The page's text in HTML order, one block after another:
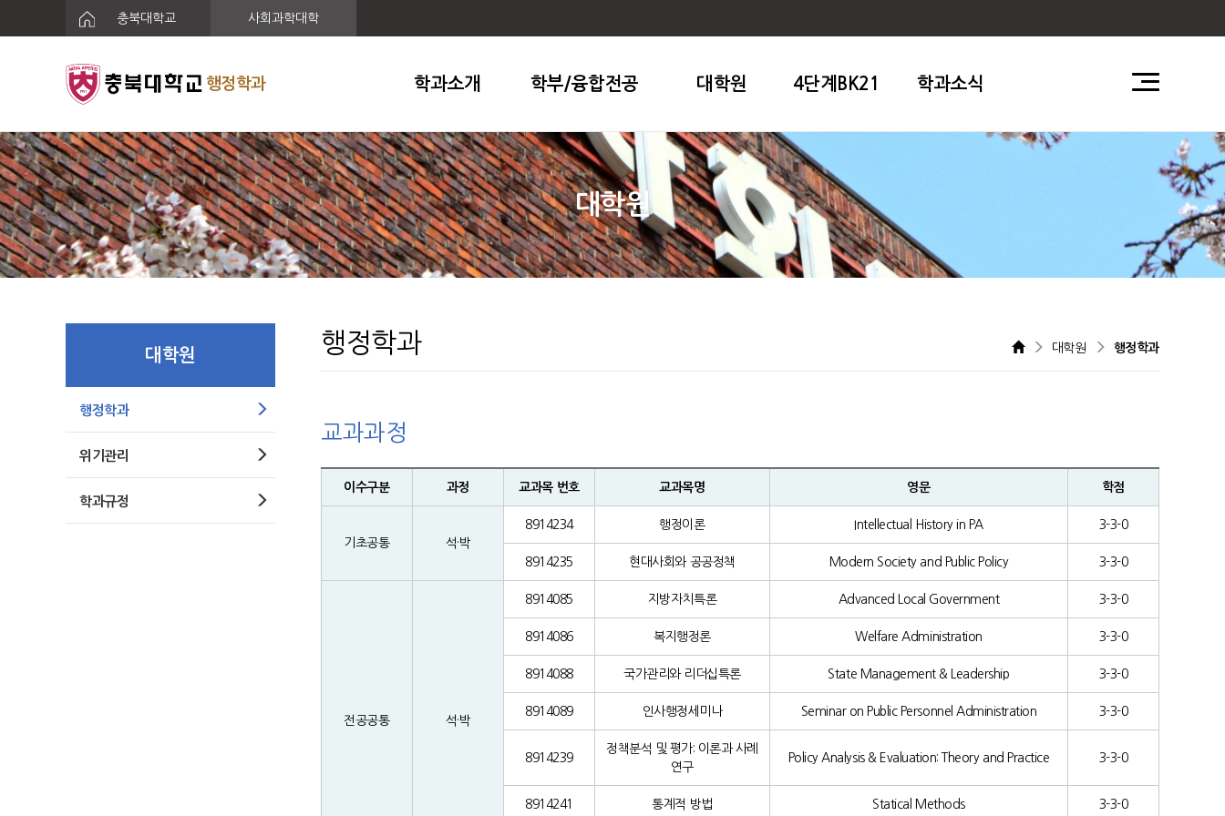
충북대학교 사회과학대학
행정학과 학과소개 학부/융합전공 대학원 4단계BK21 학과소식
대학원
대학원
행정학과
위기관리
학과규정
행정학과 대학원 행정학과
교과과정
이수구분 과정 교과목 번호 교과목명 영문 학점
기초공통 석·박
8914234 행정이론 Intellectual History in PA 3-3-0
8914235 현대사회와 공공정책 Modern Society and Public Policy 3-3-0
전공공통 석·박
8914085 지방자치특론 Advanced Local Government 3-3-0
8914086 복지행정론 Welfare Administration 3-3-0
8914088 국가관리와 리더십특론 State Management & Leadership 3-3-0
8914089 인사행정세미나 Seminar on Public Personnel Administration 3-3-0
8914239
정책분석 및 평가: 이론과 사례
연구
Policy Analysis & Evaluation: Theory and Practice 3-3-0
8914241 통계적 방법 Statical Methods 3-3-0